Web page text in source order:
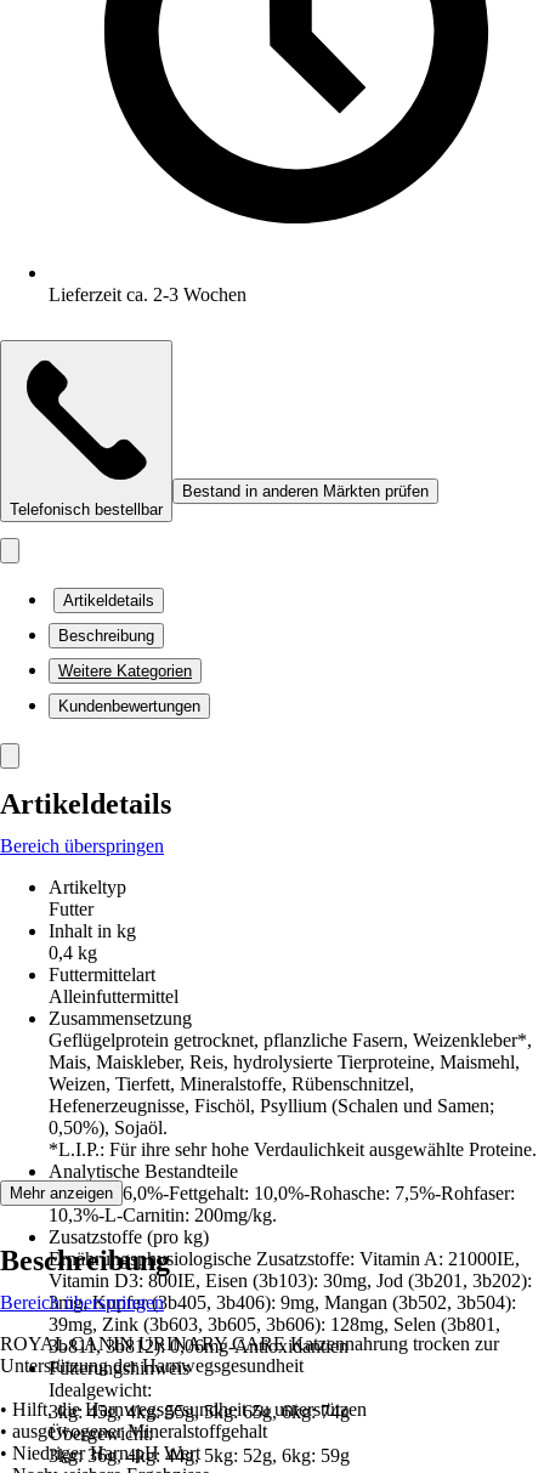
Lieferzeit ca. 2-3 Wochen
Telefonisch bestellbar
Bestand in anderen Märkten prüfen
Artikeldetails
Beschreibung
Weitere Kategorien
Kundenbewertungen
Artikeldetails
Bereich überspringen
Artikeltyp
Futter
Inhalt in kg
0,4 kg
Futtermittelart
Alleinfuttermittel
Zusammensetzung
Geflügelprotein getrocknet, pflanzliche Fasern, Weizenkleber*,
Mais, Maiskleber, Reis, hydrolysierte Tierproteine, Maismehl,
Weizen, Tierfett, Mineralstoffe, Rübenschnitzel,
Hefenerzeugnisse, Fischöl, Psyllium (Schalen und Samen;
0,50%), Sojaöl.
*L.I.P.: Für ihre sehr hohe Verdaulichkeit ausgewählte Proteine.
Analytische Bestandteile
Protein: 36,0%-Fettgehalt: 10,0%-Rohasche: 7,5%-Rohfaser:
10,3%-L-Carnitin: 200mg/kg.
Zusatzstoffe (pro kg)
Ernährungsphysiologische Zusatzstoffe: Vitamin A: 21000IE,
Vitamin D3: 800IE, Eisen (3b103): 30mg, Jod (3b201, 3b202):
3mg, Kupfer (3b405, 3b406): 9mg, Mangan (3b502, 3b504):
39mg, Zink (3b603, 3b605, 3b606): 128mg, Selen (3b801,
3b811, 3b812): 0,06mg-Antioxidantien
Fütterungshinweis
Idealgewicht:
3kg: 45g, 4kg: 55g, 5kg: 65g, 6kg: 74g
Übergewicht:
3kg: 36g, 4kg: 44g, 5kg: 52g, 6kg: 59g
Mehr anzeigen
Beschreibung
Bereich überspringen
ROYAL CANIN URINARY CARE Katzennahrung trocken zur
Unterstützung der Harnwegsgesundheit
• Hilft, die Harnwegsgesundheit zu unterstützen
• ausgewogener Mineralstoffgehalt
• Niedriger Harn-pH Wert